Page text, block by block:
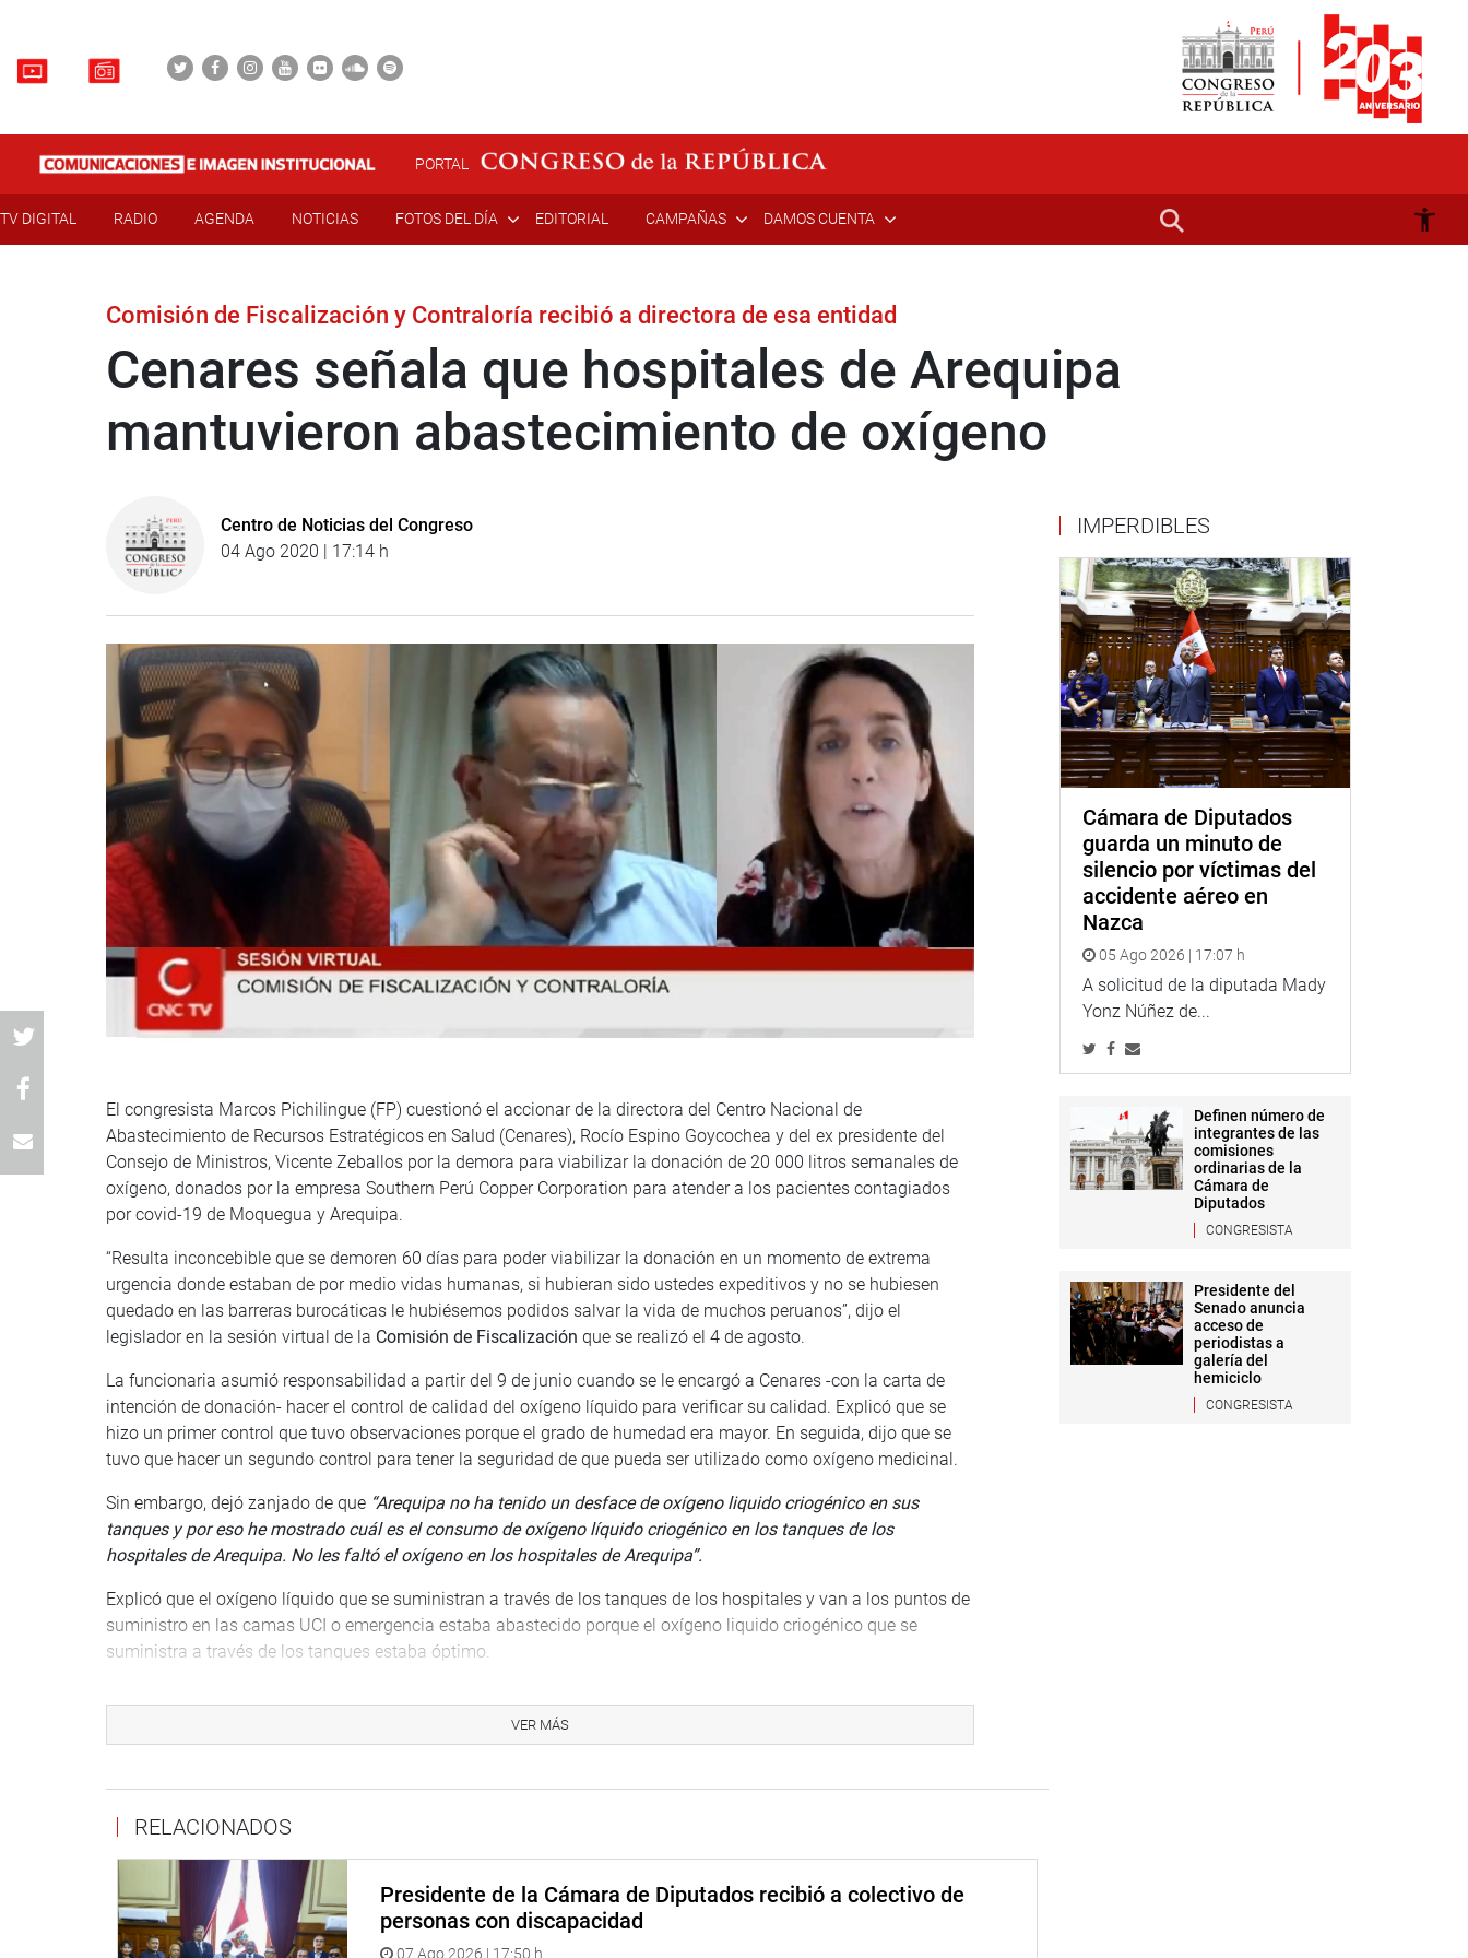
PORTAL
TV DIGITAL RADIO AGENDA NOTICIAS FOTOS DEL DÍA EDITORIAL CAMPAÑAS DAMOS CUENTA
Comisión de Fiscalización y Contraloría recibió a directora de esa entidad
Cenares señala que hospitales de Arequipa
mantuvieron abastecimiento de oxígeno
Centro de Noticias del Congreso
04 Ago 2020 | 17:14 h
El congresista Marcos Pichilingue (FP) cuestionó el accionar de la directora del Centro Nacional de
Abastecimiento de Recursos Estratégicos en Salud (Cenares), Rocío Espino Goycochea y del ex presidente del
Consejo de Ministros, Vicente Zeballos por la demora para viabilizar la donación de 20 000 litros semanales de
oxígeno, donados por la empresa Southern Perú Copper Corporation para atender a los pacientes contagiados
por covid-19 de Moquegua y Arequipa.
“Resulta inconcebible que se demoren 60 días para poder viabilizar la donación en un momento de extrema
urgencia donde estaban de por medio vidas humanas, si hubieran sido ustedes expeditivos y no se hubiesen
quedado en las barreras burocáticas le hubiésemos podidos salvar la vida de muchos peruanos”, dijo el
legislador en la sesión virtual de la Comisión de Fiscalización que se realizó el 4 de agosto.
La funcionaria asumió responsabilidad a partir del 9 de junio cuando se le encargó a Cenares -con la carta de
intención de donación- hacer el control de calidad del oxígeno líquido para verificar su calidad. Explicó que se
hizo un primer control que tuvo observaciones porque el grado de humedad era mayor. En seguida, dijo que se
tuvo que hacer un segundo control para tener la seguridad de que pueda ser utilizado como oxígeno medicinal.
Sin embargo, dejó zanjado de que “Arequipa no ha tenido un desface de oxígeno liquido criogénico en sus
tanques y por eso he mostrado cuál es el consumo de oxígeno líquido criogénico en los tanques de los
hospitales de Arequipa. No les faltó el oxígeno en los hospitales de Arequipa”.
Explicó que el oxígeno líquido que se suministran a través de los tanques de los hospitales y van a los puntos de
suministro en las camas UCI o emergencia estaba abastecido porque el oxígeno liquido criogénico que se
suministra a través de los tanques estaba óptimo.
“según la información estadística y cuantitativa de SuSalud aparece que habría stock del oxígeno
liquido en los hospitales, eso lo vamos a verificar y contrastar con el sector salud” .
“Si todo dependiera de Cenares se habría hecho de inmediato, por eso presenté una línea de tiempo porque había
también trabajo de la empresa que hizo la prueba. Obstáculos teníamos demasiados, pero Ud. tenga la mayor
certeza que hemos actuado con celeridad dentro del marco de la ley para cumplir con todos los procedimientos”,
agregó por su parte la funcionaria.
Espino Goycochea subrayó que para Cenares es de alta prioridad que todos los hospitales cuenten con todo lo
necesario para la atención de los pacientes.
“Trabajamos de lunes a domingo hasta altas horas de la noche, sino
VER MÁS
RELACIONADOS
Presidente de la Cámara de Diputados recibió a colectivo de
personas con discapacidad
07 Ago 2026 | 17:50 h
IMPERDIBLES
Cámara de Diputados
guarda un minuto de
silencio por víctimas del
accidente aéreo en
Nazca
05 Ago 2026 | 17:07 h
A solicitud de la diputada Mady
Yonz Núñez de...
Definen número de
integrantes de las
comisiones
ordinarias de la
Cámara de
Diputados
CONGRESISTA
Presidente del
Senado anuncia
acceso de
periodistas a
galería del
hemiciclo
CONGRESISTA